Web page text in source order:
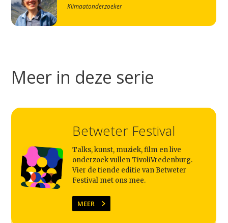
Klimaatonderzoeker
Meer in deze serie
Betweter Festival
Talks, kunst, muziek, film en live
onderzoek vullen TivoliVredenburg.
Vier de tiende editie van Betweter
Festival met ons mee.
MEER